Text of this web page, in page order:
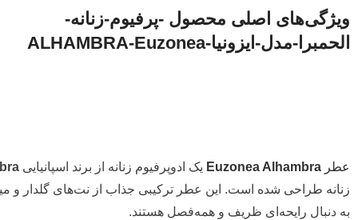
ویژگی‌های اصلی محصول -پرفیوم-زنانه-
الحمبرا-مدل-ایزونیا-ALHAMBRA-Euzonea
عطر Euzonea Alhambra یک ادوپرفیوم زنانه از برند اسپانیایی
زنانه طراحی شده است. این عطر ترکیبی جذاب از نت‌های گلدار و
به دنبال رایحه‌ای ظریف و همه‌فصل هستند.